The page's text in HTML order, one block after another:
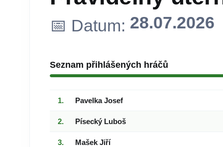
📅 Datum: 28.07.2026
Seznam přihlášených hráčů
Pavelka Josef
Písecký Luboš
Mašek Jiří